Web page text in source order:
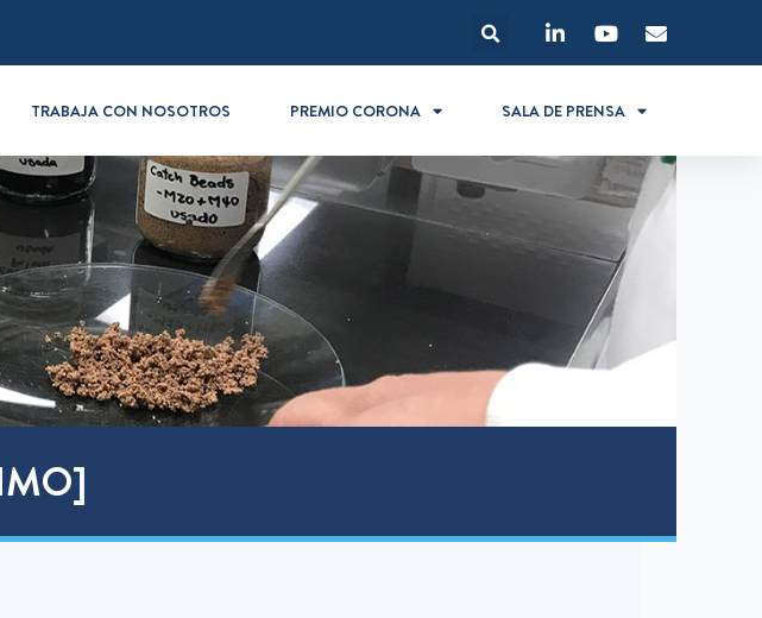
TRABAJA CON NOSOTROS PREMIO CORONA SALA DE PRENSA